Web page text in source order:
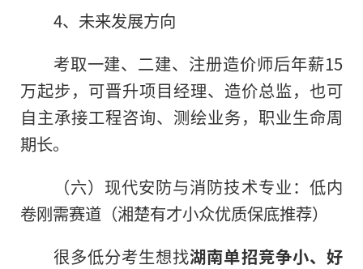
4、未来发展方向
考取一建、二建、注册造价师后年薪15
万起步，可晋升项目经理、造价总监，也可
自主承接工程咨询、测绘业务，职业生命周
期长。
（六）现代安防与消防技术专业：低内
卷刚需赛道（湘楚有才小众优质保底推荐）
很多低分考生想找湖南单招竞争小、好